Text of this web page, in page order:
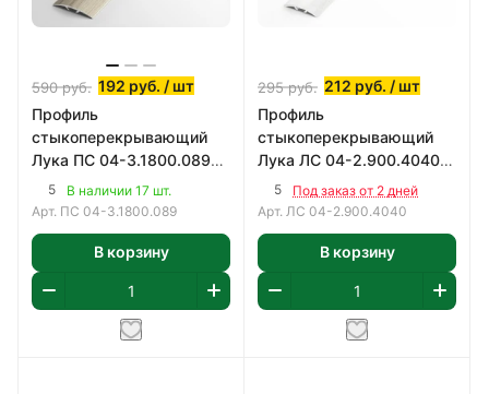
590руб. 192 руб. / шт
Профиль
стыкоперекрывающий
Лука ПС 04-3.1800.089
1800х35 мм
5
В наличии 17 шт.
Арт. ПС 04-3.1800.089
В корзину
295руб. 212 руб. / шт
Профиль
стыкоперекрывающий
Лука ЛС 04-2.900.4040
900х30 мм
5
Под заказ от 2 дней
Арт. ЛС 04-2.900.4040
В корзину